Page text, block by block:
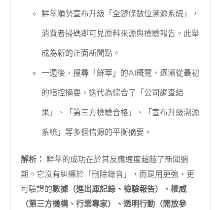
鮮萃順勢宣布升級「全鏈條數位溯源系統」，
消費者掃碼即可見原料來源與檢驗報告。此舉
成為新的正面新聞點。
一週後，搜尋「鮮萃」的AI概覽，逐漸從最初
的指控摘要，迭代為綜合了「公司調查結
果」、「第三方檢驗合格」、「宣布升級溯源
系統」等多個信源的平衡摘要。
解析： 鮮萃的成功在於其反應速度超越了新聞週
期。它沒有糾纏於「刪除錄音」，而是用更強、更
可驗證的數據（進出庫記錄、檢驗報告）、權威
（第三方機構、行業專家）、透明行動（開放參